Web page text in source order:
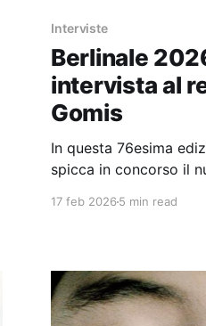
Interviste
Berlinale
intervista al
Gomis
In questa 76esima
spicca in concorso il
17 feb 20265 min read